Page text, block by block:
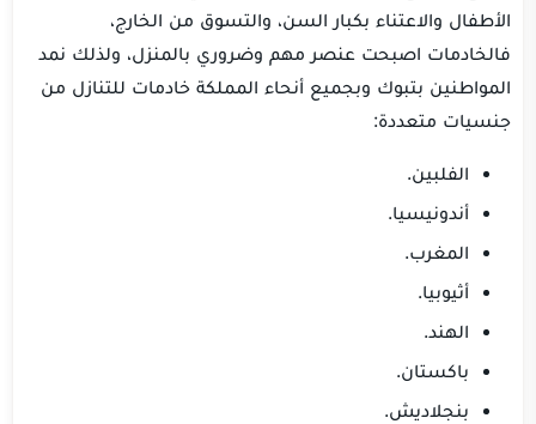
الأطفال والاعتناء بكبار السن، والتسوق من الخارج،
فالخادمات اصبحت عنصر مهم وضروري بالمنزل، ولذلك نمد
المواطنين بتبوك وبجميع أنحاء المملكة خادمات للتنازل من
جنسيات متعددة:
الفلبين.
أندونيسيا.
المغرب.
أثيوبيا.
الهند.
باكستان.
بنجلاديش.